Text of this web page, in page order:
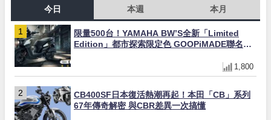
今日 本週 本月
限量500台！YAMAHA BW’S全新「Limited
Edition」都市探索限定色 GOOPiMADE聯名包
1,800
CB400SF日本復活熱潮再起！本田「CB」系列
67年傳奇解密 與CBR差異一次搞懂